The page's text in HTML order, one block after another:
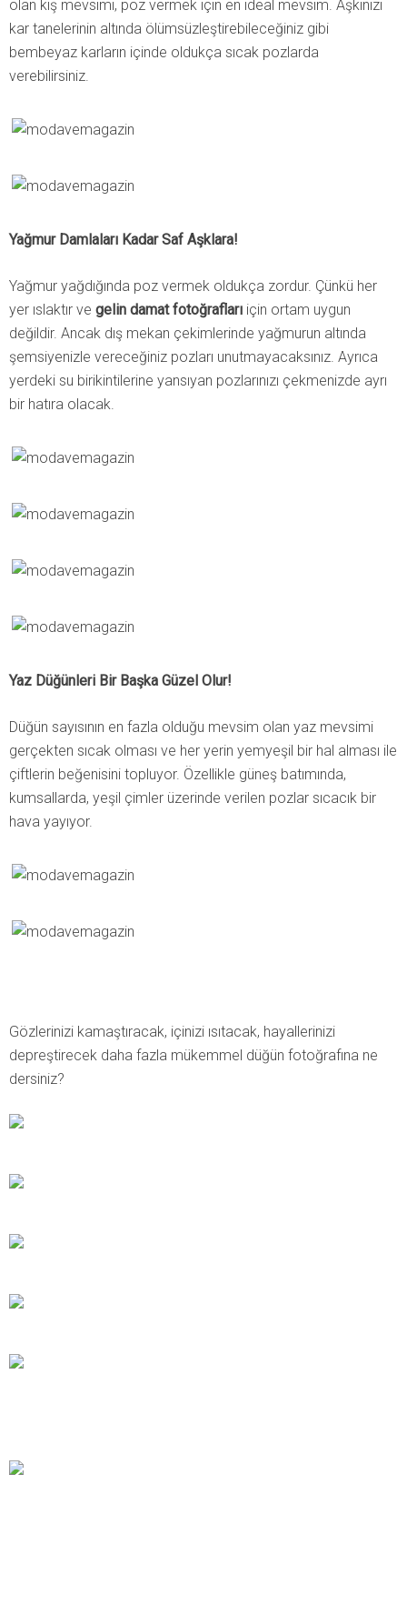
olan kış mevsimi, poz vermek için en ideal mevsim. Aşkınızı
kar tanelerinin altında ölümsüzleştirebileceğiniz gibi
bembeyaz karların içinde oldukça sıcak pozlarda
verebilirsiniz.
Yağmur Damlaları Kadar Saf Aşklara!
Yağmur yağdığında poz vermek oldukça zordur. Çünkü her
yer ıslaktır ve gelin damat fotoğrafları için ortam uygun
değildir. Ancak dış mekan çekimlerinde yağmurun altında
şemsiyenizle vereceğiniz pozları unutmayacaksınız. Ayrıca
yerdeki su birikintilerine yansıyan pozlarınızı çekmenizde ayrı
bir hatıra olacak.
Yaz Düğünleri Bir Başka Güzel Olur!
Düğün sayısının en fazla olduğu mevsim olan yaz mevsimi
gerçekten sıcak olması ve her yerin yemyeşil bir hal alması ile
çiftlerin beğenisini topluyor. Özellikle güneş batımında,
kumsallarda, yeşil çimler üzerinde verilen pozlar sıcacık bir
hava yayıyor.
Gözlerinizi kamaştıracak, içinizi ısıtacak, hayallerinizi
depreştirecek daha fazla mükemmel düğün fotoğrafına ne
dersiniz?